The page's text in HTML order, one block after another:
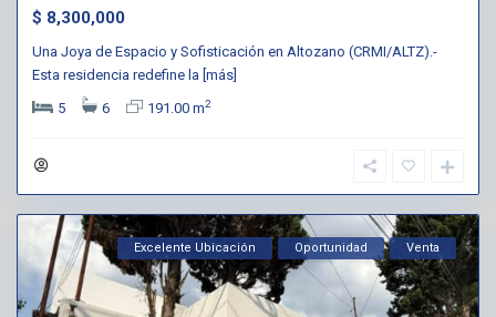
$ 8,300,000
Una Joya de Espacio y Sofisticación en Altozano (CRMI/ALTZ).-
Esta residencia redefine la [más]
5
6 191.00 m2
Excelente Ubicación Oportunidad Venta